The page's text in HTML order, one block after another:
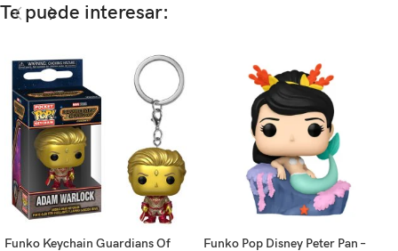
Te puede interesar:
Funko Keychain Guardians Of
Funko Pop Disney Peter Pan –